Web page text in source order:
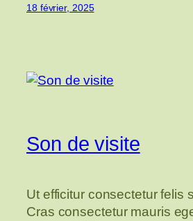
18 février, 2025
Son de visite
Ut efficitur consectetur felis
Cras consectetur mauris